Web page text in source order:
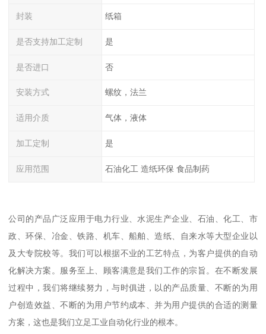
封装 纸箱
是否支持加工定制 是
是否进口 否
安装方式 螺纹，法兰
适用介质 气体，液体
加工定制 是
应用范围 石油化工 造纸环保 食品制药
公司的产品广泛应用于电力行业、水泥生产企业、石油、化工、市
政、环保、冶金、铁路、机车、船舶、造纸、自来水等大型企业以
及大专院校等。我们可以根据不业的工艺特点，为客户提供的自动
化解决方案。服务至上、顾客满意是我们工作的宗旨。在不断发展
过程中，我们将继续努力，与时俱进，以的产品质量、不断的为用
户创造效益、不断的为用户节约成本、并为用户提供的合适的测量
方案，这也是我们立足工业自动化行业的根本。